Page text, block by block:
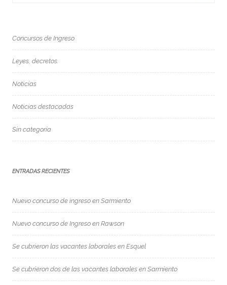
Concursos de Ingreso
Leyes, decretos.
Noticias
Noticias destacadas
Sin categoría
ENTRADAS RECIENTES
Nuevo concurso de ingreso en Sarmiento
Nuevo concurso de Ingreso en Rawson
Se cubrieron las vacantes laborales en Esquel
Se cubrieron dos de las vacantes laborales en Sarmiento